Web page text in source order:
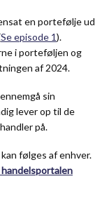
en portefølje ud
Se episode 1).
i porteføljen og
af 2024.
sin
lever op til de
på.
følges af enhver.